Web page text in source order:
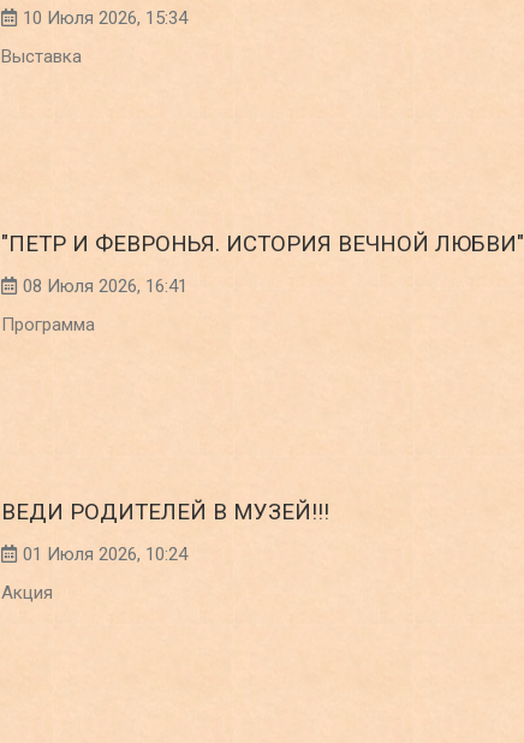
10 Июля 2026, 15:34
Выставка
"ПЕТР И ФЕВРОНЬЯ. ИСТОРИЯ ВЕЧНОЙ ЛЮБВИ"
08 Июля 2026, 16:41
Программа
ВЕДИ РОДИТЕЛЕЙ В МУЗЕЙ!!!
01 Июля 2026, 10:24
Акция